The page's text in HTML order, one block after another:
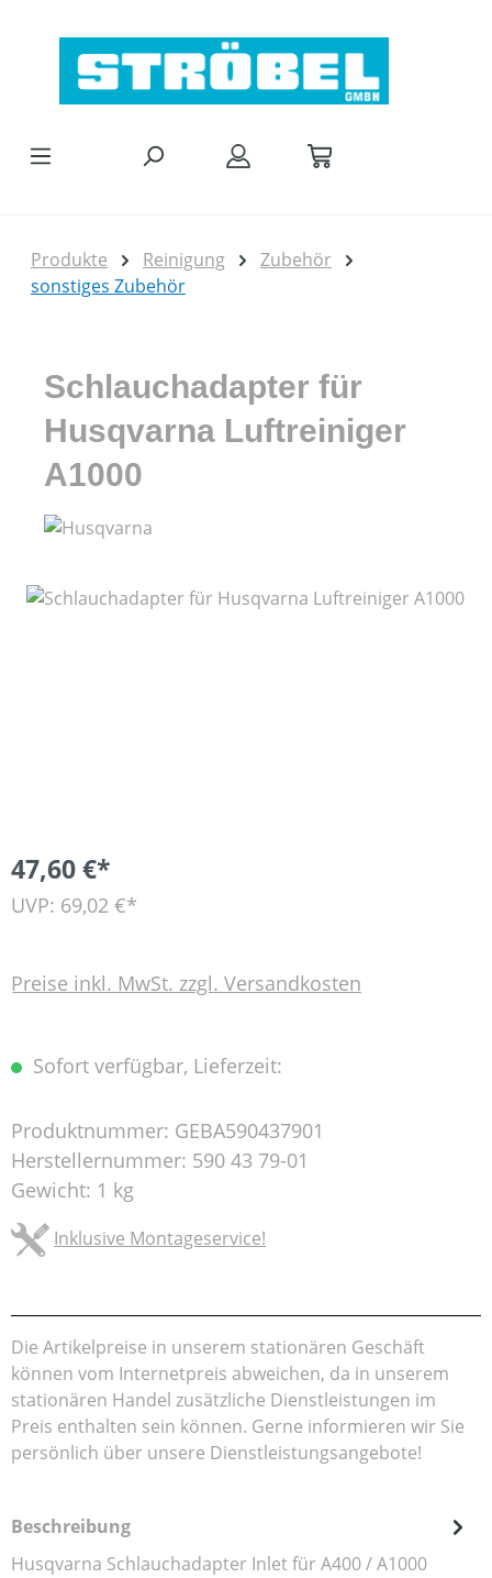
Produkte Reinigung
Zubehör
sonstiges Zubehör
Schlauchadapter für
Husqvarna Luftreiniger
A1000
Bildergalerie überspringen
47,60 €*
UVP: 69,02 €*
Preise inkl. MwSt. zzgl. Versandkosten
Sofort verfügbar, Lieferzeit:
Produktnummer: GEBA590437901
Herstellernummer: 590 43 79-01
Gewicht: 1 kg
Inklusive Montageservice!
Die Artikelpreise in unserem stationären Geschäft
können vom Internetpreis abweichen, da in unserem
stationären Handel zusätzliche Dienstleistungen im
Preis enthalten sein können. Gerne informieren wir Sie
persönlich über unsere Dienstleistungsangebote!
Beschreibung
Husqvarna Schlauchadapter Inlet für A400 / A1000